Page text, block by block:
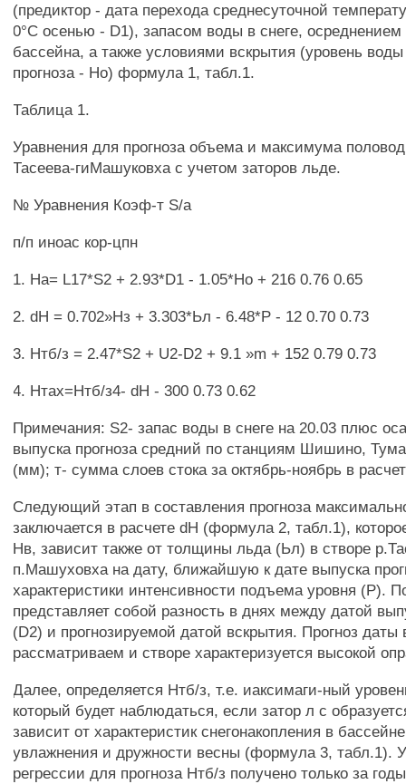
(предиктор - дата перехода среднесуточной
0°С осенью - D1), запасом воды в снеге, осреднением
бассейна, а также условиями вскрытия (уровень
прогноза - Но) формула 1, табл.1.
Таблица 1.
Уравнения для прогноза объема и максимума
Тасеева-гиМашуковха с учетом заторов льде.
№ Уравнения Коэф-т S/а
п/п иноас кор-цпн
1. На= L17*S2 + 2.93*D1 - 1.05*Но + 216 0.76 0.65
2. dH = 0.702»Нз + 3.303*Ьл - 6.48*P - 12 0.70 0.73
3. Нтб/з = 2.47*S2 + U2-D2 + 9.1 »m + 152 0.79 0.73
4. Нтах=Нтб/з4- dH - 300 0.73 0.62
Примечания: S2- запас воды в снеге на 20.03 плюс
выпуска прогноза средний по станциям Шишино,
(мм); т- сумма слоев стока за октябрь-ноябрь в
Следующий этап в составления прогноза
заключается в расчете dH (формула 2, табл.1),
Нв, зависит также от толщины льда (Ьл) в створе
п.Машуховха на дату, ближайшую к дате выпуска
характеристики интенсивности подъема уровня (Р).
представляет собой разность в днях между датой
(D2) и прогнозируемой датой вскрытия. Прогноз даты
рассматриваем и створе характеризуется высокой
Далее, определяется Нтб/з, т.е. иаксимаги-ный
который будет наблюдаться, если затор л с
зависит от характеристик снегонакопления в
увлажнения и дружности весны (формула 3, табл.1).
регрессии для прогноза Нтб/з получено только за